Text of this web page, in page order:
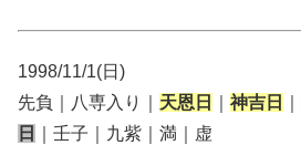
1998/11/1(日)
先負｜八専入り｜ 天恩日 神吉日
日
｜壬子｜九紫｜満｜虚